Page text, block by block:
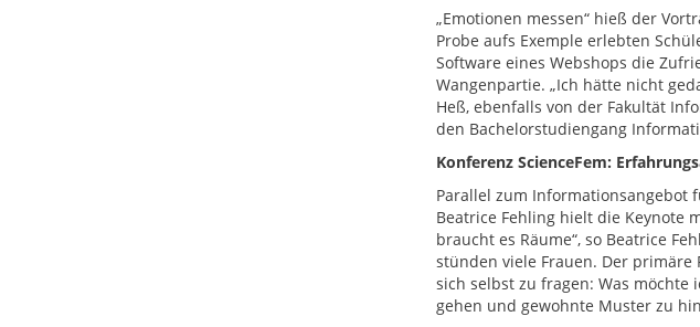
„Emotionen messen“ hieß der
Probe aufs Exemple erlebten
Software eines Webshops die
Wangenpartie. „Ich hätte nicht
Heß, ebenfalls von der Fakultät
den Bachelorstudiengang
Konferenz ScienceFem:
Parallel zum Informationsangebot
Beatrice Fehling hielt die Keynote
braucht es Räume“, so Beatrice
stünden viele Frauen. Der primäre
sich selbst zu fragen: Was
gehen und gewohnte Muster zu